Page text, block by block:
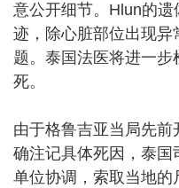
意公开细节。Hlun的
迹，除心脏部位出现异
题。泰国法医将进一
死。
由于格鲁吉亚当局先前
确注记具体死因，泰
单位协调，索取当地的